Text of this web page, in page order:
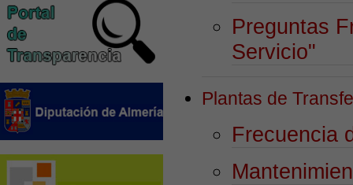
Preguntas
Servicio"
Plantas de
Frecuencia